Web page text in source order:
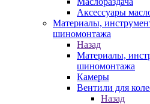
Аксессуары
Материалы,
шиномонтажа
Назад
Материалы,
шиномонтажа
Камеры
Вентили для
Назад